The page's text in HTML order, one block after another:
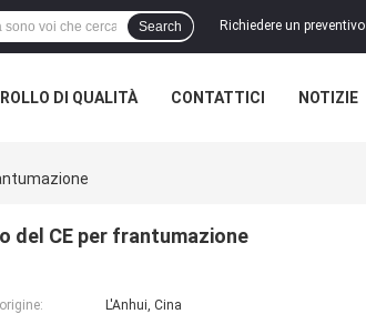
Richiedere un preventivo
Search
DI QUALITÀ CONTATTICI NOTIZIE
del CE per frantumazione
L'Anhui, Cina